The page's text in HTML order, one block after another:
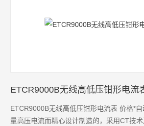
ETCR9000B无线高低压钳形电流
ETCR9000B无线高低压钳形电流表 价格*
量高压电流而精心设计制造的，采用CT技